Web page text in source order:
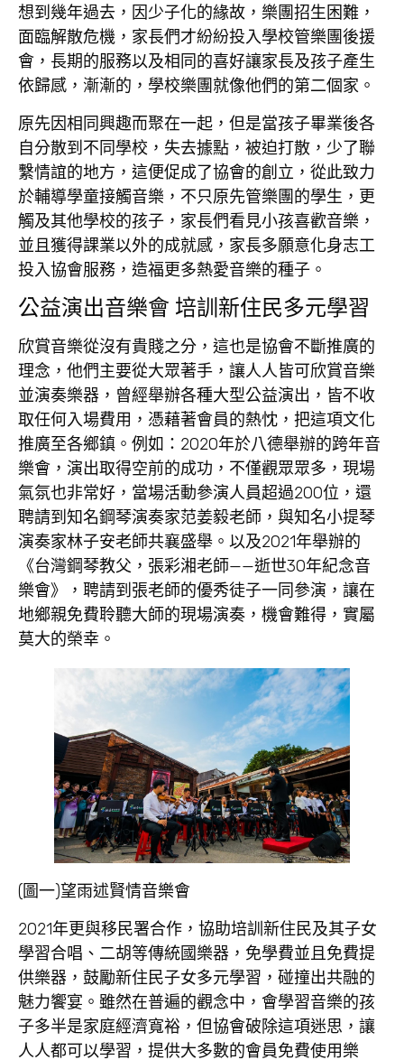
想到幾年過去，因少子化的緣故，樂團招生困難，
面臨解散危機，家長們才紛紛投入學校管樂團後援
會，長期的服務以及相同的喜好讓家長及孩子產生
依歸感，漸漸的，學校樂團就像他們的第二個家。
原先因相同興趣而聚在一起，但是當孩子畢業後各
自分散到不同學校，失去據點，被迫打散，少了聯
繫情誼的地方，這便促成了協會的創立，從此致力
於輔導學童接觸音樂，不只原先管樂團的學生，更
觸及其他學校的孩子，家長們看見小孩喜歡音樂，
並且獲得課業以外的成就感，家長多願意化身志工
投入協會服務，造福更多熱愛音樂的種子。
公益演出音樂會 培訓新住民多元學習
欣賞音樂從沒有貴賤之分，這也是協會不斷推廣的
理念，他們主要從大眾著手，讓人人皆可欣賞音樂
並演奏樂器，曾經舉辦各種大型公益演出，皆不收
取任何入場費用，憑藉著會員的熱忱，把這項文化
推廣至各鄉鎮。例如：2020年於八德舉辦的跨年音
樂會，演出取得空前的成功，不僅觀眾眾多，現場
氣氛也非常好，當場活動參演人員超過200位，還
聘請到知名鋼琴演奏家范姜毅老師，與知名小提琴
演奏家林子安老師共襄盛舉。以及2021年舉辦的
《台灣鋼琴教父，張彩湘老師——逝世30年紀念音
樂會》，聘請到張老師的優秀徒子一同參演，讓在
地鄉親免費聆聽大師的現場演奏，機會難得，實屬
莫大的榮幸。
(圖一)望雨述賢情音樂會
2021年更與移民署合作，協助培訓新住民及其子女
學習合唱、二胡等傳統國樂器，免學費並且免費提
供樂器，鼓勵新住民子女多元學習，碰撞出共融的
魅力饗宴。雖然在普遍的觀念中，會學習音樂的孩
子多半是家庭經濟寬裕，但協會破除這項迷思，讓
人人都可以學習，提供大多數的會員免費使用樂